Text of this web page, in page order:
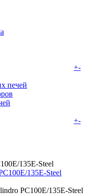
+-
печей
+-
135E-Steel
PC100E/135E-Steel